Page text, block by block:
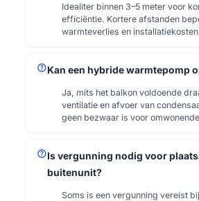
Idealiter binnen 3–5 meter voor
efficiëntie. Kortere afstanden
warmteverlies en
helpKan een hybride warmtepomp
Ja, mits het balkon voldoende
ventilatie en afvoer van
geen bezwaar is voor
helpIs vergunning nodig voor
buitenunit?
Soms is een vergunning vereist